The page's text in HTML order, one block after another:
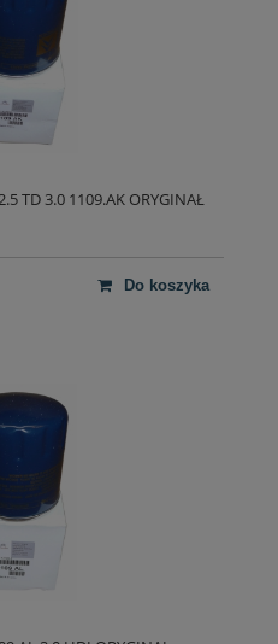
TD 3.0 1109.AK ORYGINAŁ
do koszyka